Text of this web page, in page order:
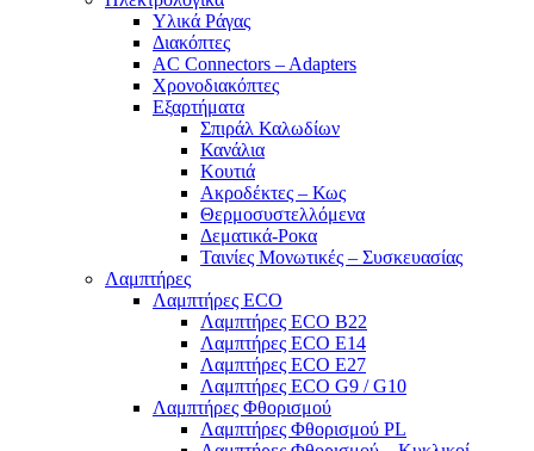
Υλικά Ράγας
Διακόπτες
AC Connectors – Adapters
Χρονοδιακόπτες
Εξαρτήματα
Σπιράλ Καλωδίων
Κανάλια
Κουτιά
Ακροδέκτες – Κως
Θερμοσυστελλόμενα
Δεματικά-Ροκα
Ταινίες Μονωτικές – Συσκευασίας
Λαμπτήρες
Λαμπτήρες ECO
Λαμπτήρες ECO B22
Λαμπτήρες ECO E14
Λαμπτήρες ECO E27
Λαμπτήρες ECO G9 / G10
Λαμπτήρες Φθορισμού
Λαμπτήρες Φθορισμού PL